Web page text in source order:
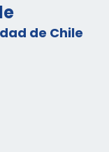
de Chile